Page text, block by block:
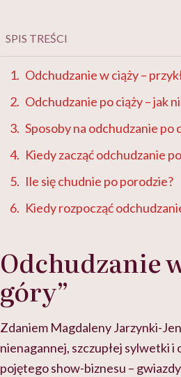
SPIS TREŚCI
Odchudzanie w ciąży –
Odchudzanie po ciąży – jak
Sposoby na odchudzanie po
Kiedy zacząć odchudzanie
Ile się chudnie po porodzie?
Kiedy rozpocząć
Odchudzanie
góry”
Zdaniem Magdaleny Jarzynki-
nienagannej, szczupłej sylwetki i
pojętego show-biznesu –